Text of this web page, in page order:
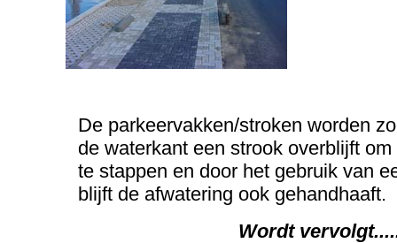
De parkeervakken/stroken worden
de waterkant een strook overblijft
te stappen en door het gebruik van
blijft de afwatering ook gehandhaaft.
Wordt